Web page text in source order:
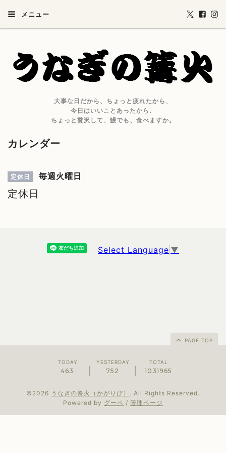
メニュー
大事な日だから、ちょっと疲れたから、
今日はいいことあったから、
ちょっと贅沢して、鰻でも、食べますか。
カレンダー
定休日 毎週火曜日
定休日
Select Language ▼
PAGE TOP
TODAY
463
YESTERDAY
752
TOTAL
1031965
©2026 うなぎの篝火（かがりび） . All Rights Reserved.
Powered by グーペ / 管理ページ